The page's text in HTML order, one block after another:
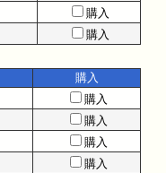
購入
購入
購入
購入
購入
購入
購入